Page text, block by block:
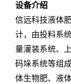
设备介绍
信远科技液体
计，由投料系
量灌装系统、
码垛系统等组
体生物肥、液